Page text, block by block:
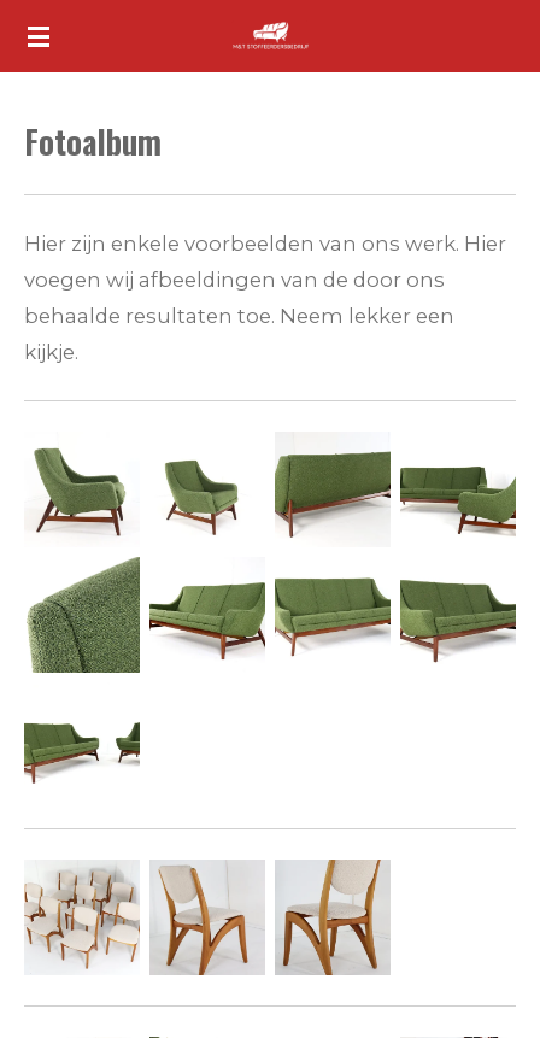
Ga
deFotoalbum
Hier zijn enkele voorbeelden van ons werk. Hier
voegen wij afbeeldingen van de door ons
behaalde resultaten toe. Neem lekker een
kijkje.